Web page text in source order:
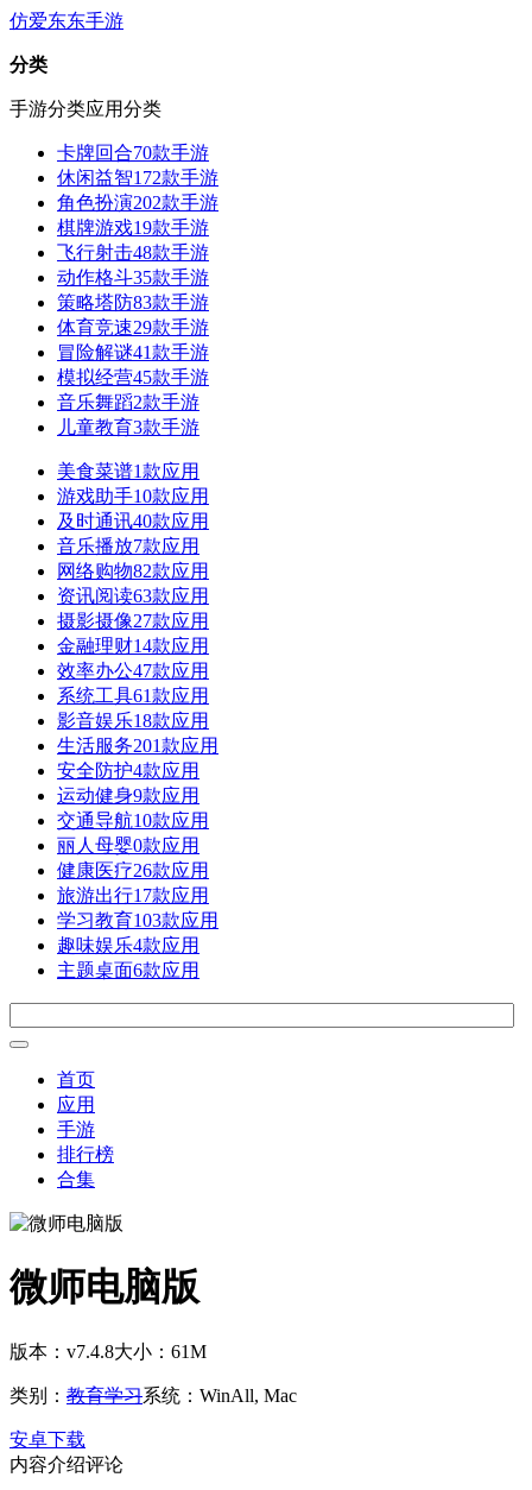
仿爱东东手游
分类
手游分类应用分类
卡牌回合70款手游
休闲益智172款手游
角色扮演202款手游
棋牌游戏19款手游
飞行射击48款手游
动作格斗35款手游
策略塔防83款手游
体育竞速29款手游
冒险解谜41款手游
模拟经营45款手游
音乐舞蹈2款手游
儿童教育3款手游
美食菜谱1款应用
游戏助手10款应用
及时通讯40款应用
音乐播放7款应用
网络购物82款应用
资讯阅读63款应用
摄影摄像27款应用
金融理财14款应用
效率办公47款应用
系统工具61款应用
影音娱乐18款应用
生活服务201款应用
安全防护4款应用
运动健身9款应用
交通导航10款应用
丽人母婴0款应用
健康医疗26款应用
旅游出行17款应用
学习教育103款应用
趣味娱乐4款应用
主题桌面6款应用
首页
应用
手游
排行榜
合集
微师电脑版
版本：v7.4.8大小：61M
类别： 教育学习系统：WinAll, Mac
安卓下载
内容介绍评论